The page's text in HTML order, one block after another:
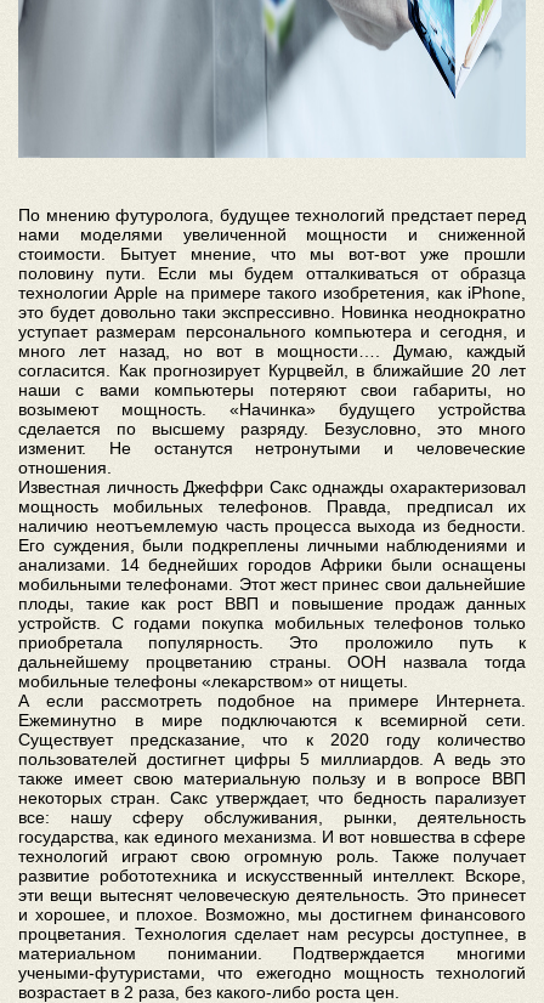
По мнению футуролога, будущее технологий предстает перед
нами моделями увеличенной мощности и сниженной
стоимости. Бытует мнение, что мы вот-вот уже прошли
половину пути. Если мы будем отталкиваться от образца
технологии Apple на примере такого изобретения, как iPhone,
это будет довольно таки экспрессивно. Новинка неоднократно
уступает размерам персонального компьютера и сегодня, и
много лет назад, но вот в мощности…. Думаю, каждый
согласится. Как прогнозирует Курцвейл, в ближайшие 20 лет
наши с вами компьютеры потеряют свои габариты, но
возымеют мощность. «Начинка» будущего устройства
сделается по высшему разряду. Безусловно, это много
изменит. Не останутся нетронутыми и человеческие
отношения.
Известная личность Джеффри Сакс однажды охарактеризовал
мощность мобильных телефонов. Правда, предписал их
наличию неотъемлемую часть процесса выхода из бедности.
Его суждения, были подкреплены личными наблюдениями и
анализами. 14 беднейших городов Африки были оснащены
мобильными телефонами. Этот жест принес свои дальнейшие
плоды, такие как рост ВВП и повышение продаж данных
устройств. С годами покупка мобильных телефонов только
приобретала популярность. Это проложило путь к
дальнейшему процветанию страны. ООН назвала тогда
мобильные телефоны «лекарством» от нищеты.
А если рассмотреть подобное на примере Интернета.
Ежеминутно в мире подключаются к всемирной сети.
Существует предсказание, что к 2020 году количество
пользователей достигнет цифры 5 миллиардов. А ведь это
также имеет свою материальную пользу и в вопросе ВВП
некоторых стран. Сакс утверждает, что бедность парализует
все: нашу сферу обслуживания, рынки, деятельность
государства, как единого механизма. И вот новшества в сфере
технологий играют свою огромную роль. Также получает
развитие робототехника и искусственный интеллект. Вскоре,
эти вещи вытеснят человеческую деятельность. Это принесет
и хорошее, и плохое. Возможно, мы достигнем финансового
процветания. Технология сделает нам ресурсы доступнее, в
материальном понимании. Подтверждается многими
учеными-футуристами, что ежегодно мощность технологий
возрастает в 2 раза, без какого-либо роста цен.